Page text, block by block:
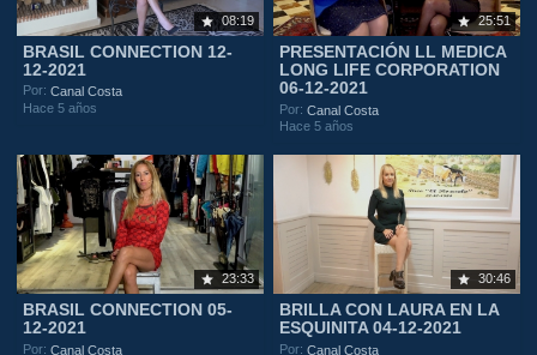
08:19
BRASIL CONNECTION 12-
12-2021
Por:Canal Costa
Hace 5 años
25:51
PRESENTACIÓN LL MEDICA
LONG LIFE CORPORATION
06-12-2021
Por:Canal Costa
Hace 5 años
23:33
BRASIL CONNECTION 05-
12-2021
Por:Canal Costa
30:46
BRILLA CON LAURA EN LA
ESQUINITA 04-12-2021
Por:Canal Costa